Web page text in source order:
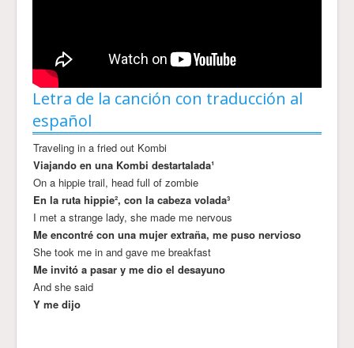
Letra de la canción con traducción al
español
Traveling in a fried out Kombi
Viajando en una Kombi destartalada¹
On a hippie trail, head full of zombie
En la ruta hippie², con la cabeza volada³
I met a strange lady, she made me nervous
Me encontré con una mujer extraña, me puso nervioso
She took me in and gave me breakfast
Me invitó a pasar y me dio el desayuno
And she said
Y me dijo